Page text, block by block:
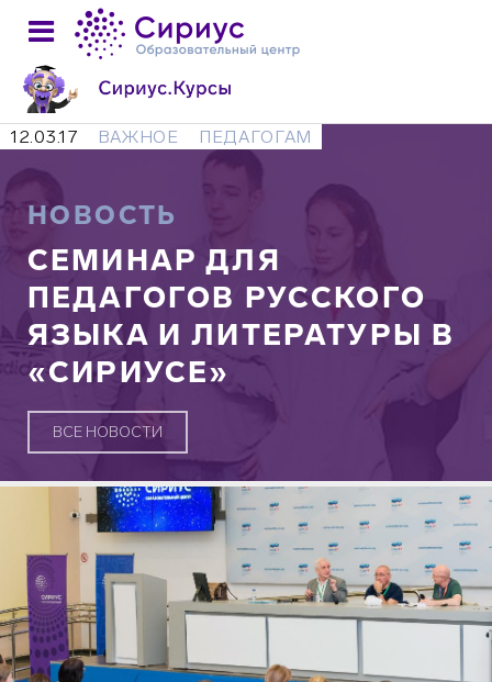
12.03.17 ВАЖНОЕ ПЕДАГОГАМ
НОВОСТЬ
СЕМИНАР ДЛЯ
ПЕДАГОГОВ РУССКОГО
ЯЗЫКА И ЛИТЕРАТУРЫ В
«СИРИУСЕ»
ВСЕ НОВОСТИ